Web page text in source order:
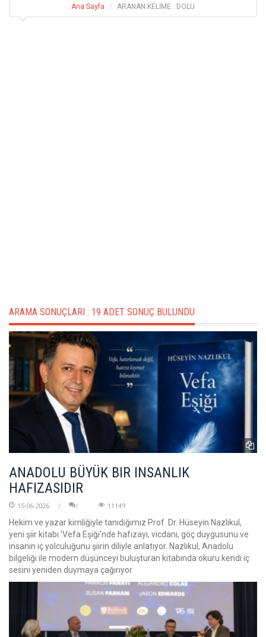
Ana Sayfa ARANAN KELİME : DOLU
ARAMA SONUÇLARI : 19 ADET SONUÇ BULUNDU
ANADOLU BÜYÜK BIR INSANLIK
HAFIZASIDIR
15-06-2026 11149
Hekim ve yazar kimliğiyle tanıdığımız Prof. Dr. Hüseyin Nazlıkul,
yeni şiir kitabı 'Vefa Eşiği'nde hafızayı, vicdanı, göç duygusunu ve
insanın iç yolculuğunu şiirin diliyle anlatıyor. Nazlıkul, Anadolu
bilgeliği ile modern düşünceyi buluşturan kitabında okuru kendi iç
sesini yeniden duymaya çağırıyor